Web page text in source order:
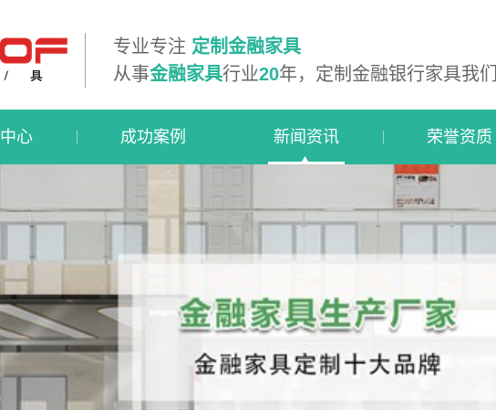
专业专注 定制金融家具
从事金融家具行业20年，定制金融银行家具我们
心 成功案例 新闻资讯 荣誉资质